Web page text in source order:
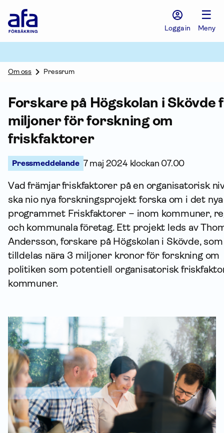
Försäkring
Logga in
☰
Meny
Om oss Pressrum
Forskare på Högskolan i Skövde
miljoner för forskning om
friskfaktorer
Pressmeddelande 7 maj 2024 klockan 07.00
Vad främjar friskfaktorer på en organisatorisk
ska nio nya forsknings­projekt forska om i det
programmet Friskfaktorer – inom kommuner,
och kommunala företag. Ett projekt leds av
Andersson, forskare på Högskolan i Skövde, som
tilldelas nära 3 miljoner kronor för forskning om
politiken som potentiell organisatorisk
kommuner.